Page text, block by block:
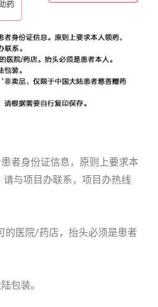
者身份证信息，原则上要求本
与项目办联系，项目办热线
的医院/药店，抬头必须是患者
包装。